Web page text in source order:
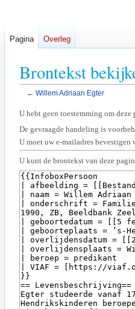
Brontekst
← Willem Adriaan Egter
Naar
navigatie
springen
Naar
zoeken
springen
U hebt geen toestemming om deze
De gevraagde handeling is
U moet uw e-mailadres
U kunt de brontekst van deze
Pagina Overleg